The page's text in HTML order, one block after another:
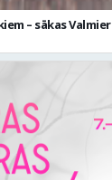
– sākas